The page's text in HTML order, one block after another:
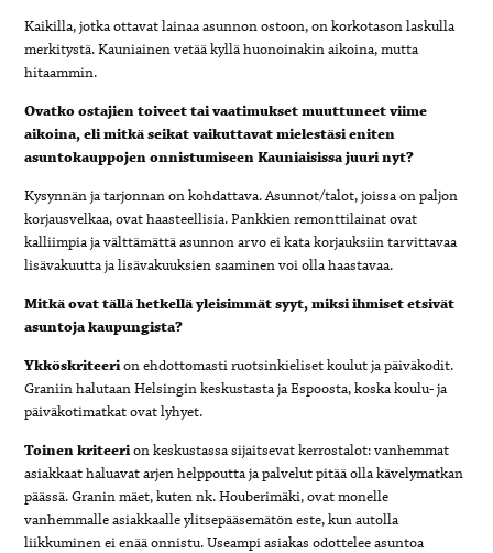
Kaikilla, jotka ottavat lainaa asunnon ostoon, on korkotason laskulla
merkitystä. Kauniainen vetää kyllä huonoinakin aikoina, mutta
hitaammin.
Ovatko ostajien toiveet tai vaatimukset muuttuneet viime
aikoina, eli mitkä seikat vaikuttavat mielestäsi eniten
asuntokauppojen onnistumiseen Kauniaisissa juuri nyt?
Kysynnän ja tarjonnan on kohdattava. Asunnot/talot, joissa on paljon
korjausvelkaa, ovat haasteellisia. Pankkien remonttilainat ovat
kalliimpia ja välttämättä asunnon arvo ei kata korjauksiin tarvittavaa
lisävakuutta ja lisävakuuksien saaminen voi olla haastavaa.
Mitkä ovat tällä hetkellä yleisimmät syyt, miksi ihmiset etsivät
asuntoja kaupungista?
Ykköskriteerion ehdottomasti ruotsinkieliset koulut ja päiväkodit.
Graniin halutaan Helsingin keskustasta ja Espoosta, koska koulu- ja
päiväkotimatkat ovat lyhyet.
Toinen kriteerion keskustassa sijaitsevat kerrostalot: vanhemmat
asiakkaat haluavat arjen helppoutta ja palvelut pitää olla kävelymatkan
päässä. Granin mäet, kuten nk. Houberimäki, ovat monelle
vanhemmalle asiakkaalle ylitsepääsemätön este, kun autolla
liikkuminen ei enää onnistu. Useampi asiakas odottelee asuntoa